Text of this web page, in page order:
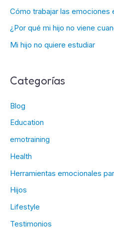
Cómo trabajar las emociones
¿Por qué mi hijo no viene
Mi hijo no quiere estudiar
Categorías
Blog
Education
emotraining
Health
Herramientas emocionales
Hijos
Lifestyle
Testimonios